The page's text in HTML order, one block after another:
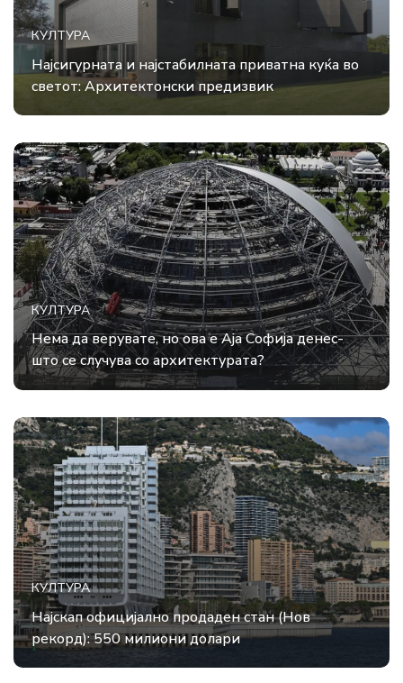
КУЛТУРА
Најсигурната и најстабилната приватна куќа во
светот: Архитектонски предизвик
КУЛТУРА
Нема да верувате, но ова е Аја Софија денес-
што се случува со архитектурата?
КУЛТУРА
Најскап официјално продаден стан (Нов
рекорд): 550 милиони долари